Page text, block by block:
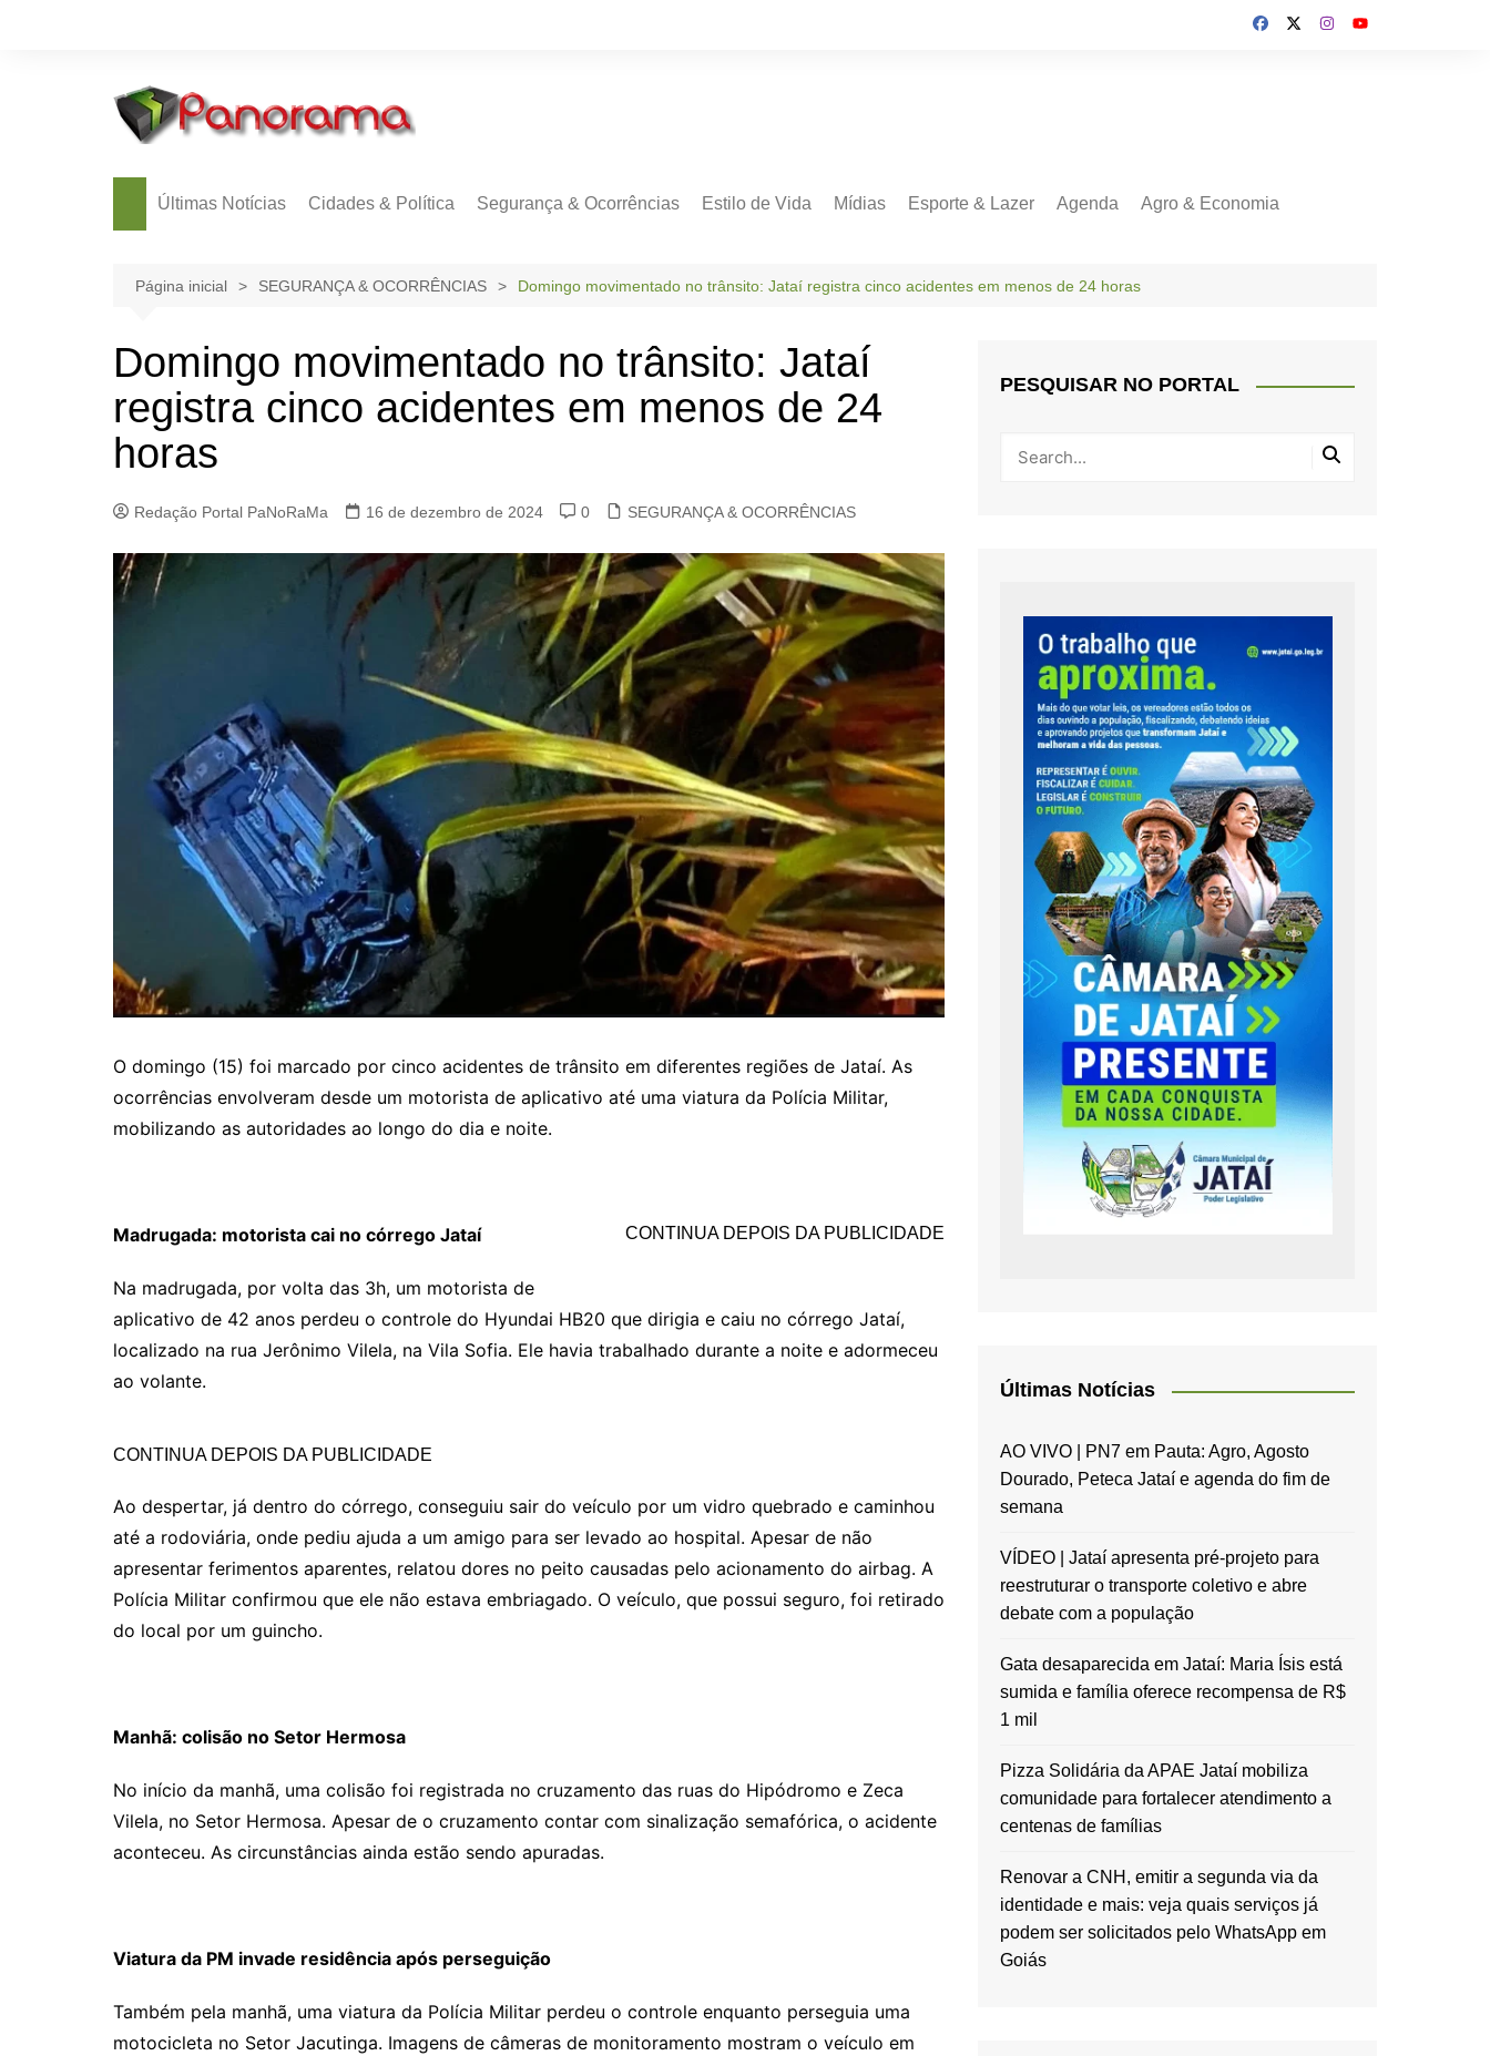
Últimas Notícias Cidades & Política Segurança & Ocorrências Estilo de Vida Mídias Esporte & Lazer Agenda Agro & Economia
Página inicial SEGURANÇA & OCORRÊNCIAS Domingo movimentado no trânsito: Jataí registra cinco acidentes em menos de 24 horas
Domingo movimentado no trânsito: Jataí
registra cinco acidentes em menos de 24
horas
Redação Portal PaNoRaMa 16 de dezembro de 2024 0 SEGURANÇA & OCORRÊNCIAS
O domingo (15) foi marcado por cinco acidentes de trânsito em diferentes regiões de Jataí. As
ocorrências envolveram desde um motorista de aplicativo até uma viatura da Polícia Militar,
mobilizando as autoridades ao longo do dia e noite.
CONTINUA DEPOIS DA PUBLICIDADE
Madrugada: motorista cai no córrego Jataí
Na madrugada, por volta das 3h, um motorista de
aplicativo de 42 anos perdeu o controle do Hyundai HB20 que dirigia e caiu no córrego Jataí,
localizado na rua Jerônimo Vilela, na Vila Sofia. Ele havia trabalhado durante a noite e adormeceu
ao volante.
CONTINUA DEPOIS DA PUBLICIDADE
Ao despertar, já dentro do córrego, conseguiu sair do veículo por um vidro quebrado e caminhou
até a rodoviária, onde pediu ajuda a um amigo para ser levado ao hospital. Apesar de não
apresentar ferimentos aparentes, relatou dores no peito causadas pelo acionamento do airbag. A
Polícia Militar confirmou que ele não estava embriagado. O veículo, que possui seguro, foi retirado
do local por um guincho.
Manhã: colisão no Setor Hermosa
No início da manhã, uma colisão foi registrada no cruzamento das ruas do Hipódromo e Zeca
Vilela, no Setor Hermosa. Apesar de o cruzamento contar com sinalização semafórica, o acidente
aconteceu. As circunstâncias ainda estão sendo apuradas.
Viatura da PM invade residência após perseguição
Também pela manhã, uma viatura da Polícia Militar perdeu o controle enquanto perseguia uma
motocicleta no Setor Jacutinga. Imagens de câmeras de monitoramento mostram o veículo em
PESQUISAR NO PORTAL
Últimas Notícias
AO VIVO | PN7 em Pauta: Agro, Agosto
Dourado, Peteca Jataí e agenda do fim de
semana
VÍDEO | Jataí apresenta pré-projeto para
reestruturar o transporte coletivo e abre
debate com a população
Gata desaparecida em Jataí: Maria Ísis está
sumida e família oferece recompensa de R$
1 mil
Pizza Solidária da APAE Jataí mobiliza
comunidade para fortalecer atendimento a
centenas de famílias
Renovar a CNH, emitir a segunda via da
identidade e mais: veja quais serviços já
podem ser solicitados pelo WhatsApp em
Goiás